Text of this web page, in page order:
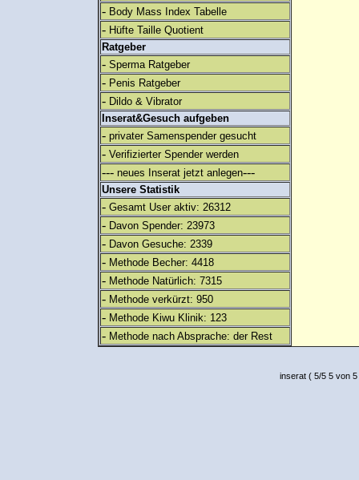
- Body Mass Index Tabelle
- Hüfte Taille Quotient
Ratgeber
- Sperma Ratgeber
- Penis Ratgeber
- Dildo & Vibrator
Inserat&Gesuch aufgeben
- privater Samenspender gesucht
- Verifizierter Spender werden
--- neues Inserat jetzt anlegen---
Unsere Statistik
- Gesamt User aktiv: 26312
- Davon Spender: 23973
- Davon Gesuche: 2339
- Methode Becher: 4418
- Methode Natürlich: 7315
- Methode verkürzt: 950
- Methode Kiwu Klinik: 123
- Methode nach Absprache: der Rest
inserat( 5/5 5 von 5